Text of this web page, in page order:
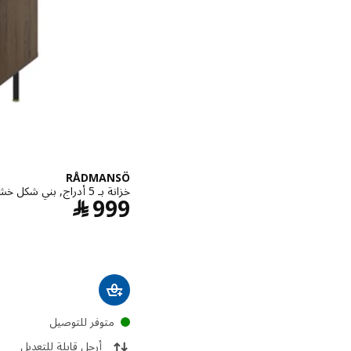
RÅDMANSÖ
خزانة بـ 5 أدراج, بني شكل خشب الجوز, ‎70x48x132 سم‏
﷼999 السعر ﷼
متوفر للتوصيل
أرجل قابلة للتعديل